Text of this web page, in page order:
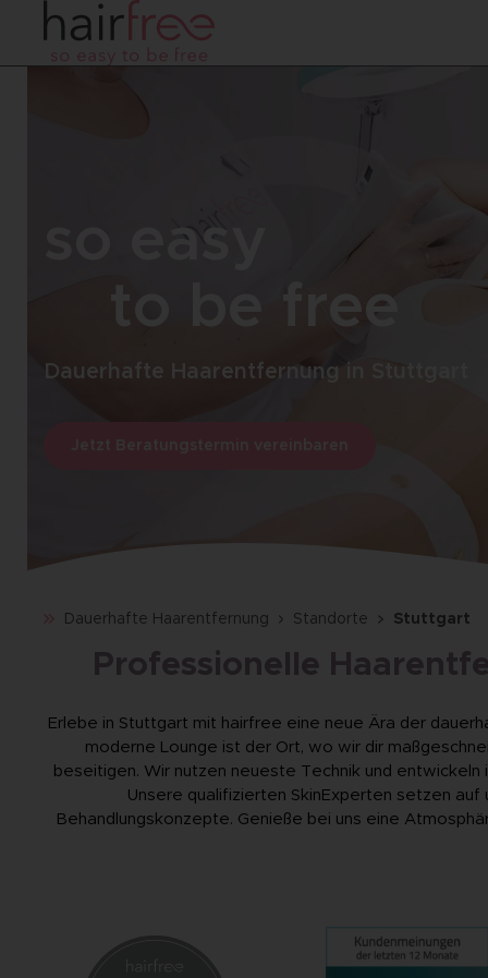
so easy
to be free
Dauerhafte Haarentfernung in Stuttgart
Dauerhafte Haarentfernung Standorte Stuttgart
Professionelle
Erlebe in Stuttgart mit hairfree eine neue Ära der
moderne Lounge ist der Ort, wo wir dir
beseitigen. Wir nutzen neueste Technik und entwickeln
Unsere qualifizierten SkinExperten setzen
Behandlungskonzepte. Genieße bei uns eine